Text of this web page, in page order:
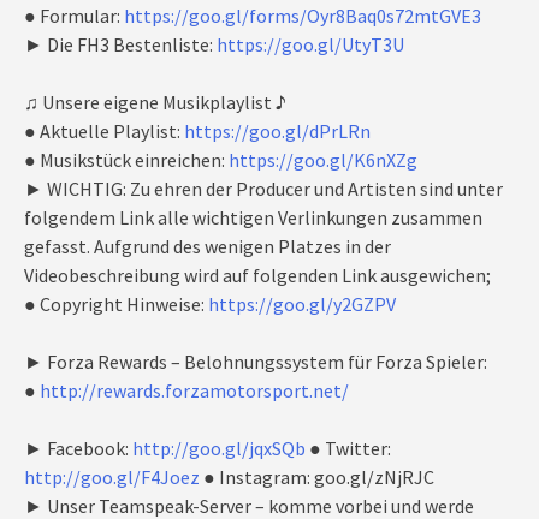
● Formular: https://goo.gl/forms/Oyr8Baq0s72mtGVE3
► Die FH3 Bestenliste: https://goo.gl/UtyT3U
♫ Unsere eigene Musikplaylist ♪
● Aktuelle Playlist: https://goo.gl/dPrLRn
● Musikstück einreichen: https://goo.gl/K6nXZg
► WICHTIG: Zu ehren der Producer und Artisten sind unter
folgendem Link alle wichtigen Verlinkungen zusammen
gefasst. Aufgrund des wenigen Platzes in der
Videobeschreibung wird auf folgenden Link ausgewichen;
● Copyright Hinweise: https://goo.gl/y2GZPV
► Forza Rewards – Belohnungssystem für Forza Spieler:
● http://rewards.forzamotorsport.net/
► Facebook: http://goo.gl/jqxSQb ● Twitter:
http://goo.gl/F4Joez ● Instagram: goo.gl/zNjRJC
► Unser Teamspeak-Server – komme vorbei und werde